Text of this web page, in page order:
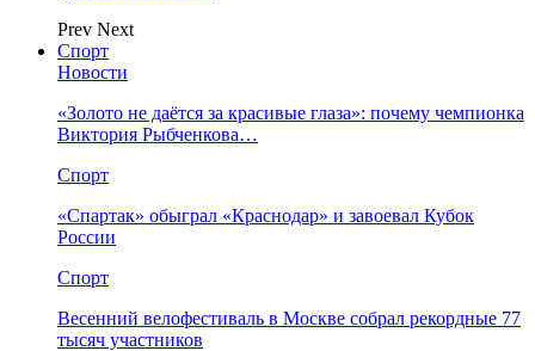
Prev Next
Спорт
Новости
«Золото не даётся за красивые глаза»: почему чемпионка
Виктория Рыбченкова…
Спорт
«Спартак» обыграл «Краснодар» и завоевал Кубок
России
Спорт
Весенний велофестиваль в Москве собрал рекордные 77
тысяч участников